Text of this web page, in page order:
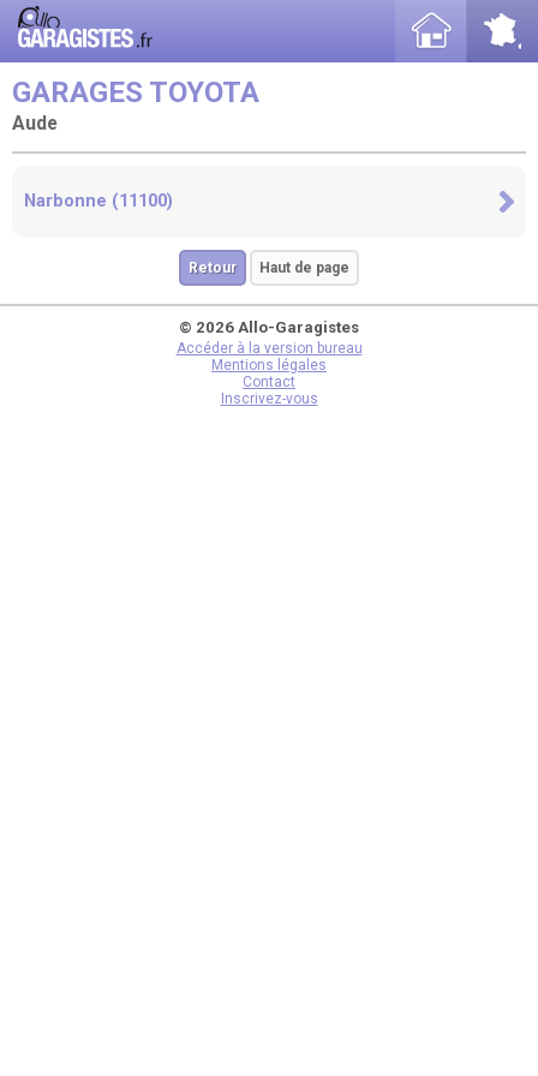
GARAGES TOYOTA
Aude
Narbonne (11100)
Retour Haut de page
© 2026 Allo-Garagistes
Accéder à la version bureau
Mentions légales
Contact
Inscrivez-vous